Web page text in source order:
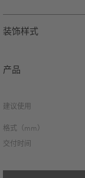
装饰样式
产品
建议使用
格式（mm）
交付时间